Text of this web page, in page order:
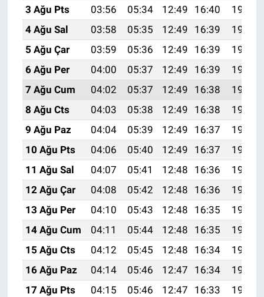
3 Ağu Pts
03:56 05:34 12:49 16:40
19:55
4 Ağu Sal
03:58 05:35 12:49 16:39
19:54
5 Ağu Çar
03:59 05:36 12:49 16:39
19:53
6 Ağu Per
04:00 05:37 12:49 16:39
19:52
7 Ağu Cum
04:02 05:37 12:49 16:38
19:50
8 Ağu Cts
04:03 05:38 12:49 16:38
19:49
9 Ağu Paz
04:04 05:39 12:49 16:37
19:48
10 Ağu Pts
04:06 05:40 12:49 16:37
19:47
11 Ağu Sal
04:07 05:41 12:48 16:36
19:46
12 Ağu Çar
04:08 05:42 12:48 16:36
19:44
13 Ağu Per
04:10 05:43 12:48 16:35
19:43
14 Ağu Cum
04:11 05:44 12:48 16:35
19:42
15 Ağu Cts
04:12 05:45 12:48 16:34
19:41
16 Ağu Paz
04:14 05:46 12:47 16:34
19:39
17 Ağu Pts
04:15 05:46 12:47 16:33
19:38